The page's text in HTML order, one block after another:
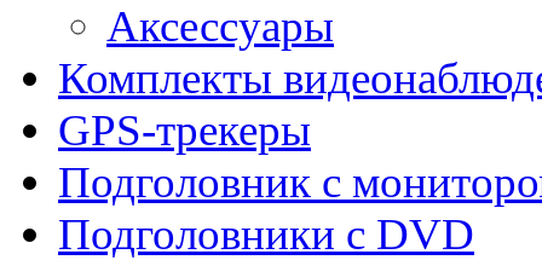
Аксессуары
Комплекты
GPS-трекеры
Подголовник с
Подголовники с DVD